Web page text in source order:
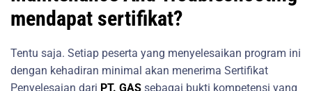
mendapat sertifikat?
Tentu saja. Setiap peserta yang menyelesaikan program ini
dengan kehadiran minimal akan menerima Sertifikat
Penyelesaian dari PT. GAS sebagai bukti kompetensi yang